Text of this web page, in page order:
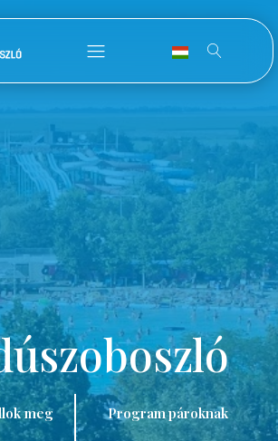
meg Program pároknak